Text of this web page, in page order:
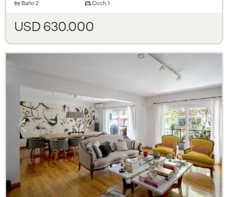
Baño 2 Coch. 1
USD 630.000
Previous Next